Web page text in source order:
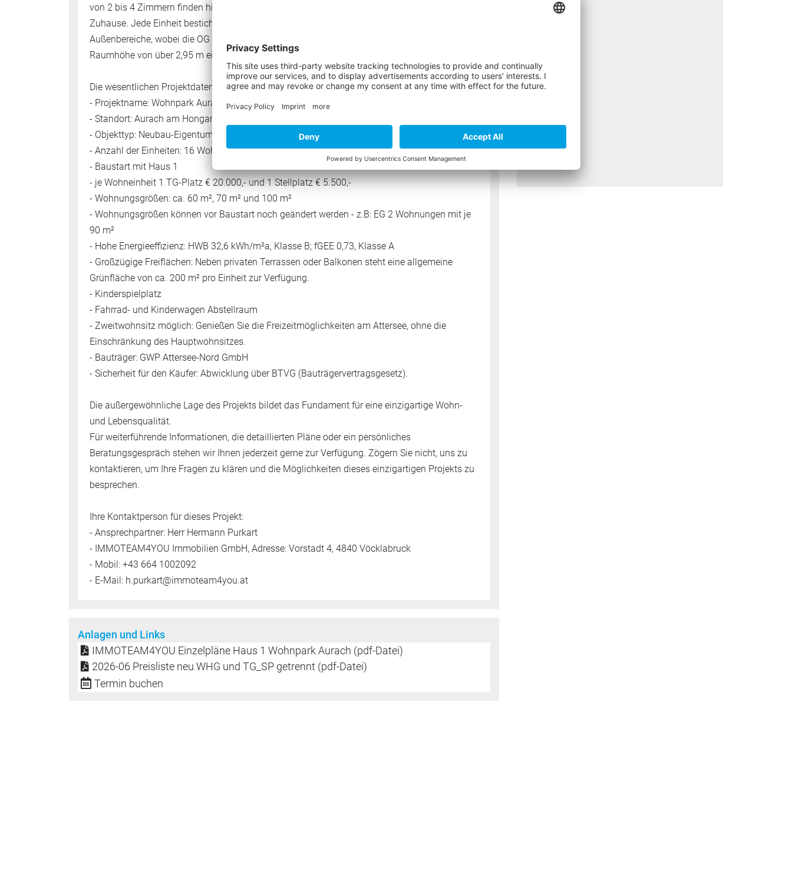
von 2 bis 4 Zimmern finden hier sowohl Singles und Paare als auch Familien ihr perfektes
Zuhause. Jede Einheit besticht durch eine optimale Raumnutzung und großzügige private
Außenbereiche, wobei die OG 2 -Wohnungen im Dachgeschoss mit einer exklusiven
Raumhöhe von über 2,95 m ein besonderes Gefühl von Weite und Luxus vermitteln.
Die wesentlichen Projektdaten auf einen Blick:
- Projektname: Wohnpark Aurach
- Standort: Aurach am Hongar 67, 4861 Aurach am Hongar
- Objekttyp: Neubau-Eigentumswohnungen (Erstbezug) in zwei Gebäuden
- Anzahl der Einheiten: 16 Wohnungen (8 pro Haus)
- Baustart mit Haus 1
- je Wohneinheit 1 TG-Platz € 20.000,- und 1 Stellplatz € 5.500,-
- Wohnungsgrößen: ca. 60 m², 70 m² und 100 m²
- Wohnungsgrößen können vor Baustart noch geändert werden - z.B: EG 2 Wohnungen mit je
90 m²
- Hohe Energieeffizienz: HWB 32,6 kWh/m²a, Klasse B; fGEE 0,73, Klasse A
- Großzügige Freiflächen: Neben privaten Terrassen oder Balkonen steht eine allgemeine
Grünfläche von ca. 200 m² pro Einheit zur Verfügung.
- Kinderspielplatz
- Fahrrad- und Kinderwagen Abstellraum
- Zweitwohnsitz möglich: Genießen Sie die Freizeitmöglichkeiten am Attersee, ohne die
Einschränkung des Hauptwohnsitzes.
- Bauträger: GWP Attersee-Nord GmbH
- Sicherheit für den Käufer: Abwicklung über BTVG (Bauträgervertragsgesetz).
Die außergewöhnliche Lage des Projekts bildet das Fundament für eine einzigartige Wohn-
und Lebensqualität.
Für weiterführende Informationen, die detaillierten Pläne oder ein persönliches
Beratungsgespräch stehen wir Ihnen jederzeit gerne zur Verfügung. Zögern Sie nicht, uns zu
kontaktieren, um Ihre Fragen zu klären und die Möglichkeiten dieses einzigartigen Projekts zu
besprechen.
Ihre Kontaktperson für dieses Projekt:
- Ansprechpartner: Herr Hermann Purkart
- IMMOTEAM4YOU Immobilien GmbH, Adresse: Vorstadt 4, 4840 Vöcklabruck
- Mobil: +43 664 1002092
- E-Mail: h.purkart@immoteam4you.at
Anlagen und Links
IMMOTEAM4YOU Einzelpläne Haus 1 Wohnpark Aurach (pdf-Datei)
2026-06 Preisliste neu WHG und TG_SP getrennt (pdf-Datei)
Termin buchen